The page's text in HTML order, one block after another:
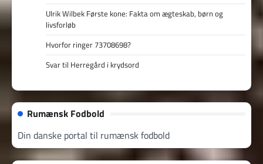
Ulrik Wilbek Første kone: Fakta om ægteskab, børn og
livsforløb
Hvorfor ringer 73708698?
Svar til Herregård i krydsord
Rumænsk Fodbold
Din danske portal til rumænsk fodbold